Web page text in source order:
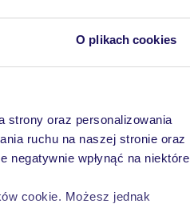
O plikach cookies
strony oraz personalizowania
ruchu na naszej stronie oraz
negatywnie wpłynąć na niektóre
cookie. Możesz jednak